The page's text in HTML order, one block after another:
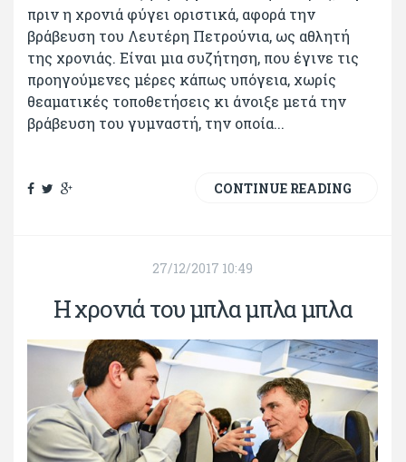
πριν η χρονιά φύγει οριστικά, αφορά την
βράβευση του Λευτέρη Πετρούνια, ως αθλητή
της χρονιάς. Είναι μια συζήτηση, που έγινε τις
προηγούμενες μέρες κάπως υπόγεια, χωρίς
θεαματικές τοποθετήσεις κι άνοιξε μετά την
βράβευση του γυμναστή, την οποία...
CONTINUE READING
27/12/2017 10:49
Η χρονιά του μπλα μπλα μπλα